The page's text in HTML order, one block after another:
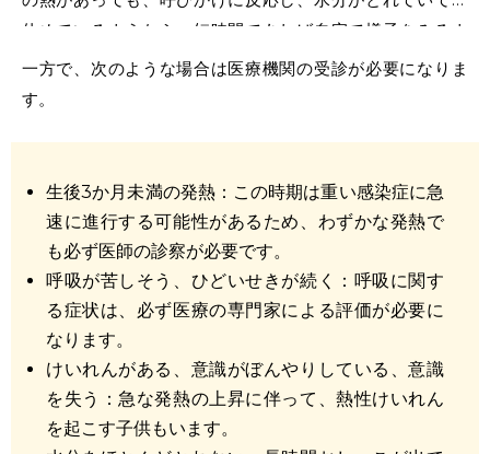
休めているようなら、短時間であれば自宅で様子をみるよ
うに提案することもあります。
一方で、次のような場合は医療機関の受診が必要になりま
す。
生後3か月未満の発熱：この時期は重い感染症に急
速に進行する可能性があるため、わずかな発熱で
も必ず医師の診察が必要です。
呼吸が苦しそう、ひどいせきが続く：呼吸に関す
る症状は、必ず医療の専門家による評価が必要に
なります。
けいれんがある、意識がぼんやりしている、意識
を失う：急な発熱の上昇に伴って、熱性けいれん
を起こす子供もいます。